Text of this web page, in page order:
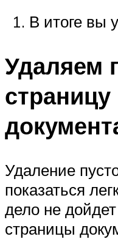
В итоге вы
Удаляем
Удаление
показаться
дело не
страницы